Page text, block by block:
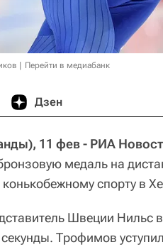
Перейти в медиабанк
Дзен
11 фев - РИА
медаль на
спорту в
Швеции Нильс
Трофимов